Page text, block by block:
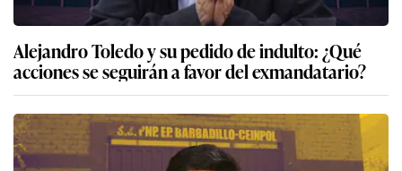
Alejandro Toledo y su pedido de indulto: ¿Qué
acciones se seguirán a favor del exmandatario?